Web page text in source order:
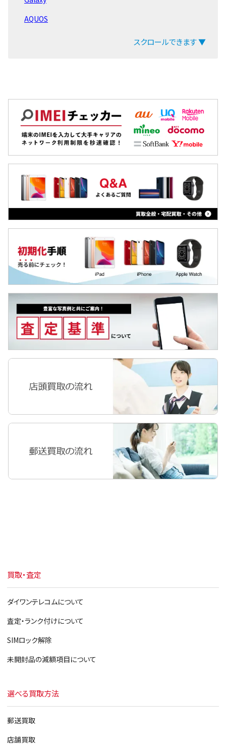
Galaxy Note10
Galaxy Note9
Galaxy S10
Galaxy S9
Galaxy S8
Galaxy 旧モデル
AQUOS
Xiaomi
MacBook
iPad
Qua tab
dtab
MediaPad
LAVIE Tab
YOGA Tab
Surface
Galaxyタブ
Pixel Tab
スクロールできます ▼
買取・査定
ダイワンテレコムについて
査定・ランク付けについて
SIMロック解除
未開封品の減額項目について
選べる買取方法
郵送買取
店舗買取